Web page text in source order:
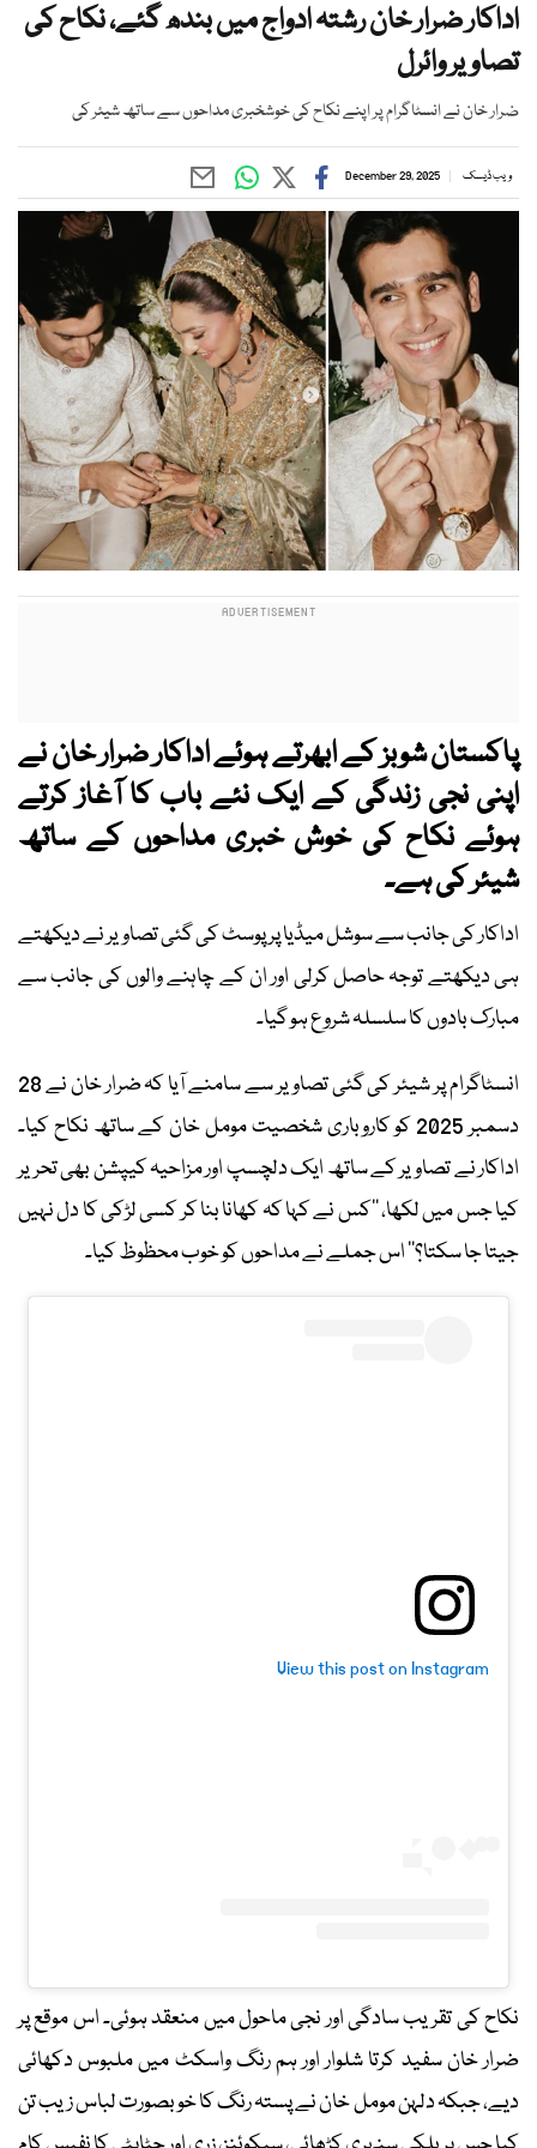
اداکار ضرار خان رشتہ ادواج میں بندھ گئے، نکاح کی
تصاویر وائرل
ضرار خان نے انسٹاگرام پر اپنے نکاح کی خوشخبری مداحوں سے ساتھ شیئر کی
ویب ڈیسک December 29, 2025
پاکستان شوبز کے ابھرتے ہوئے اداکار ضرار خان نے
اپنی نجی زندگی کے ایک نئے باب کا آغاز کرتے
ہوئے نکاح کی خوش خبری مداحوں کے ساتھ
شیئر کی ہے۔
اداکار کی جانب سے سوشل میڈیا پر پوسٹ کی گئی تصاویر نے دیکھتے
ہی دیکھتے توجہ حاصل کرلی اور ان کے چاہنے والوں کی جانب سے
مبارک بادوں کا سلسلہ شروع ہو گیا۔
انسٹاگرام پر شیئر کی گئی تصاویر سے سامنے آیا کہ ضرار خان نے 28
دسمبر 2025 کو کاروباری شخصیت مومل خان کے ساتھ نکاح کیا۔
اداکار نے تصاویر کے ساتھ ایک دلچسپ اور مزاحیہ کیپشن بھی تحریر
کیا جس میں لکھا، ’’کس نے کہا کہ کھانا بنا کر کسی لڑکی کا دل نہیں
جیتا جا سکتا؟‘‘ اس جملے نے مداحوں کو خوب محظوظ کیا۔
View this post on Instagram
نکاح کی تقریب سادگی اور نجی ماحول میں منعقد ہوئی۔ اس موقع پر
ضرار خان سفید کرتا شلوار اور ہم رنگ واسکٹ میں ملبوس دکھائی
دیے، جبکہ دلہن مومل خان نے پستہ رنگ کا خوبصورت لباس زیب تن